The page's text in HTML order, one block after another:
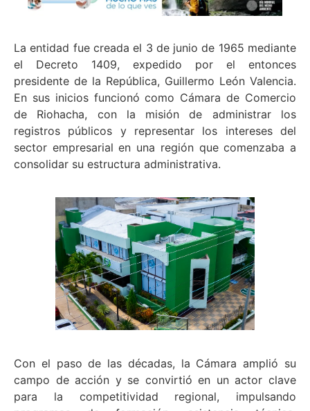
La entidad fue creada el 3 de junio de 1965 mediante
el Decreto 1409, expedido por el entonces
presidente de la República, Guillermo León Valencia.
En sus inicios funcionó como Cámara de Comercio
de Riohacha, con la misión de administrar los
registros públicos y representar los intereses del
sector empresarial en una región que comenzaba a
consolidar su estructura administrativa.
Con el paso de las décadas, la Cámara amplió su
campo de acción y se convirtió en un actor clave
para la competitividad regional, impulsando